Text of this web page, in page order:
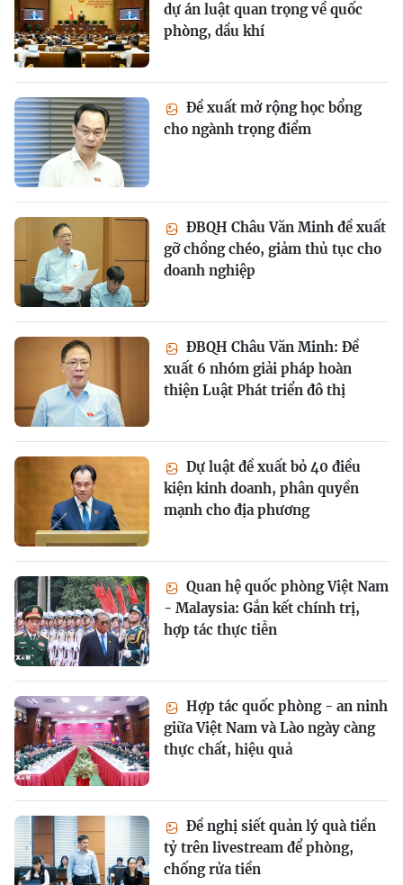
dự án luật quan trọng về quốc
phòng, dầu khí
Đề xuất mở rộng học bổng
cho ngành trọng điểm
ĐBQH Châu Văn Minh đề xuất
gỡ chồng chéo, giảm thủ tục cho
doanh nghiệp
ĐBQH Châu Văn Minh: Đề
xuất 6 nhóm giải pháp hoàn
thiện Luật Phát triển đô thị
Dự luật đề xuất bỏ 40 điều
kiện kinh doanh, phân quyền
mạnh cho địa phương
Quan hệ quốc phòng Việt Nam
- Malaysia: Gắn kết chính trị,
hợp tác thực tiễn
Hợp tác quốc phòng - an ninh
giữa Việt Nam và Lào ngày càng
thực chất, hiệu quả
Đề nghị siết quản lý quà tiền
tỷ trên livestream để phòng,
chống rửa tiền